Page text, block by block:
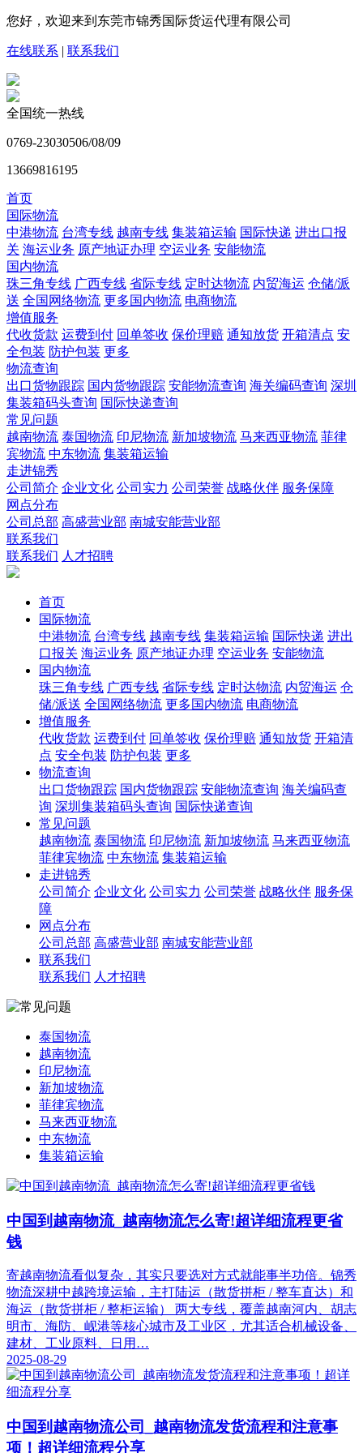
您好，欢迎来到东莞市锦秀国际货运代理有限公司
在线联系 | 联系我们
全国统一热线
0769-23030506/08/09
13669816195
首页
国际物流
中港物流 台湾专线 越南专线 集装箱运输 国际快递 进出口报
关 海运业务 原产地证办理 空运业务 安能物流
国内物流
珠三角专线 广西专线 省际专线 定时达物流 内贸海运 仓储/派
送 全国网络物流 更多国内物流 电商物流
增值服务
代收货款 运费到付 回单签收 保价理赔 通知放货 开箱清点 安
全包装 防护包装 更多
物流查询
出口货物跟踪 国内货物跟踪 安能物流查询 海关编码查询 深圳
集装箱码头查询 国际快递查询
常见问题
越南物流 泰国物流 印尼物流 新加坡物流 马来西亚物流 菲律
宾物流 中东物流 集装箱运输
走进锦秀
公司简介 企业文化 公司实力 公司荣誉 战略伙伴 服务保障
网点分布
公司总部 高盛营业部 南城安能营业部
联系我们
联系我们 人才招聘
首页
国际物流
中港物流 台湾专线 越南专线 集装箱运输 国际快递 进出
口报关 海运业务 原产地证办理 空运业务 安能物流
国内物流
珠三角专线 广西专线 省际专线 定时达物流 内贸海运 仓
储/派送 全国网络物流 更多国内物流 电商物流
增值服务
代收货款 运费到付 回单签收 保价理赔 通知放货 开箱清
点 安全包装 防护包装 更多
物流查询
出口货物跟踪 国内货物跟踪 安能物流查询 海关编码查
询 深圳集装箱码头查询 国际快递查询
常见问题
越南物流 泰国物流 印尼物流 新加坡物流 马来西亚物流
菲律宾物流 中东物流 集装箱运输
走进锦秀
公司简介 企业文化 公司实力 公司荣誉 战略伙伴 服务保
障
网点分布
公司总部 高盛营业部 南城安能营业部
联系我们
联系我们 人才招聘
泰国物流
越南物流
印尼物流
新加坡物流
菲律宾物流
马来西亚物流
中东物流
集装箱运输
中国到越南物流_越南物流怎么寄!超详细流程更省
钱
寄越南物流看似复杂，其实只要选对方式就能事半功倍。锦秀
物流深耕中越跨境运输，主打陆运（散货拼柜 / 整车直达）和
海运（散货拼柜 / 整柜运输） 两大专线，覆盖越南河内、胡志
明市、海防、岘港等核心城市及工业区，尤其适合机械设备、
建材、工业原料、日用…
2025-08-29
中国到越南物流公司_越南物流发货流程和注意事
项！超详细流程分享